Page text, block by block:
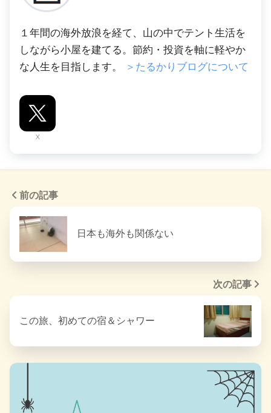
１年間の海外放浪を経て、山の中でテント生活を
しながら小屋を建てる。節約・投資を軸に軽やか
な人生を目指します。
＞たるかりブログについて
X
前の記事
日本も海外も関係ない
次の記事
この旅、初めての宿＆シャワー